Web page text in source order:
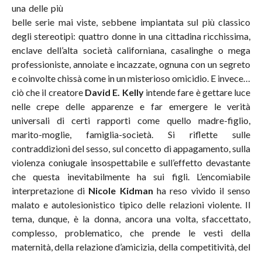
una delle più
belle serie mai viste, sebbene impiantata sul più classico
degli stereotipi: quattro donne in una cittadina ricchissima,
enclave dell’alta società californiana, casalinghe o mega
professioniste, annoiate e incazzate, ognuna con un segreto
e coinvolte chissà come in un misterioso omicidio. E invece…
ciò che il creatore David E. Kellyintende fare è gettare luce
nelle crepe delle apparenze e far emergere le verità
universali di certi rapporti come quello madre-figlio,
marito-moglie, famiglia-società. Si riflette sulle
contraddizioni del sesso, sul concetto di appagamento, sulla
violenza coniugale insospettabile e sull’effetto devastante
che questa inevitabilmente ha sui figli. L’encomiabile
interpretazione di Nicole Kidman ha reso vivido il senso
malato e autolesionistico tipico delle relazioni violente. Il
tema, dunque, è la donna, ancora una volta, sfaccettato,
complesso, problematico, che prende le vesti della
maternità, della relazione d’amicizia, della competitività, del